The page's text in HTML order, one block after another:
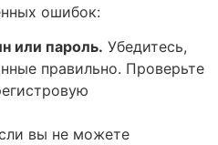
ошибок:
или пароль. Убедитесь,
правильно. Проверьте
вы не можете